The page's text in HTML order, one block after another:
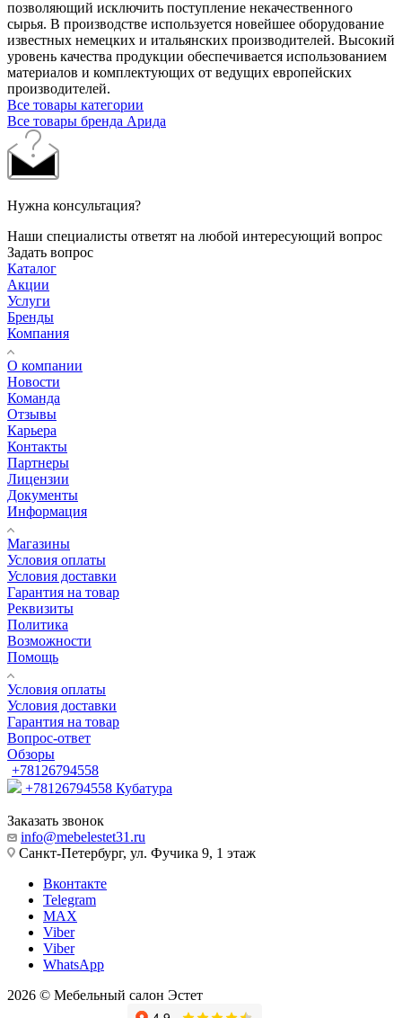
позволяющий исключить поступление некачественного
сырья. В производстве используется новейшее оборудование
известных немецких и итальянских производителей. Высокий
уровень качества продукции обеспечивается использованием
материалов и комплектующих от ведущих европейских
производителей.
Все товары категории
Все товары бренда Арида
Нужна консультация?
Наши специалисты ответят на любой интересующий вопрос
Задать вопрос
Каталог
Акции
Услуги
Бренды
Компания
О компании
Новости
Команда
Отзывы
Карьера
Контакты
Партнеры
Лицензии
Документы
Информация
Магазины
Условия оплаты
Условия доставки
Гарантия на товар
Реквизиты
Политика
Возможности
Помощь
Условия оплаты
Условия доставки
Гарантия на товар
Вопрос-ответ
Обзоры
+78126794558
+78126794558 Кубатура
Заказать звонок
info@mebelestet31.ru
Санкт-Петербург, ул. Фучика 9, 1 этаж
Вконтакте
Telegram
MAX
Viber
Viber
WhatsApp
2026 © Мебельный салон Эстет